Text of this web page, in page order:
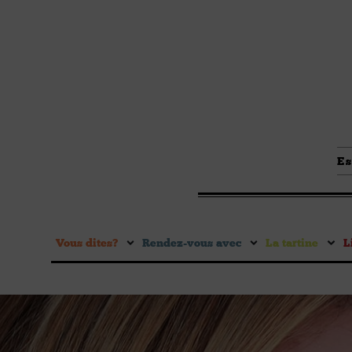
Vous dites ? Rendez-vous avec La tartine